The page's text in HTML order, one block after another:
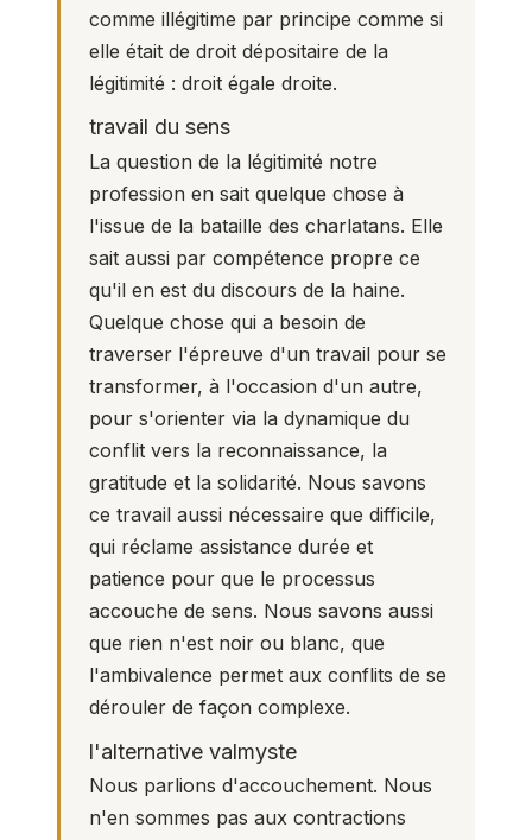
comme illégitime par principe comme si
elle était de droit dépositaire de la
légitimité : droit égale droite.
travail du sens
La question de la légitimité notre
profession en sait quelque chose à
l'issue de la bataille des charlatans. Elle
sait aussi par compétence propre ce
qu'il en est du discours de la haine.
Quelque chose qui a besoin de
traverser l'épreuve d'un travail pour se
transformer, à l'occasion d'un autre,
pour s'orienter via la dynamique du
conflit vers la reconnaissance, la
gratitude et la solidarité. Nous savons
ce travail aussi nécessaire que difficile,
qui réclame assistance durée et
patience pour que le processus
accouche de sens. Nous savons aussi
que rien n'est noir ou blanc, que
l'ambivalence permet aux conflits de se
dérouler de façon complexe.
l'alternative valmyste
Nous parlions d'accouchement. Nous
n'en sommes pas aux contractions